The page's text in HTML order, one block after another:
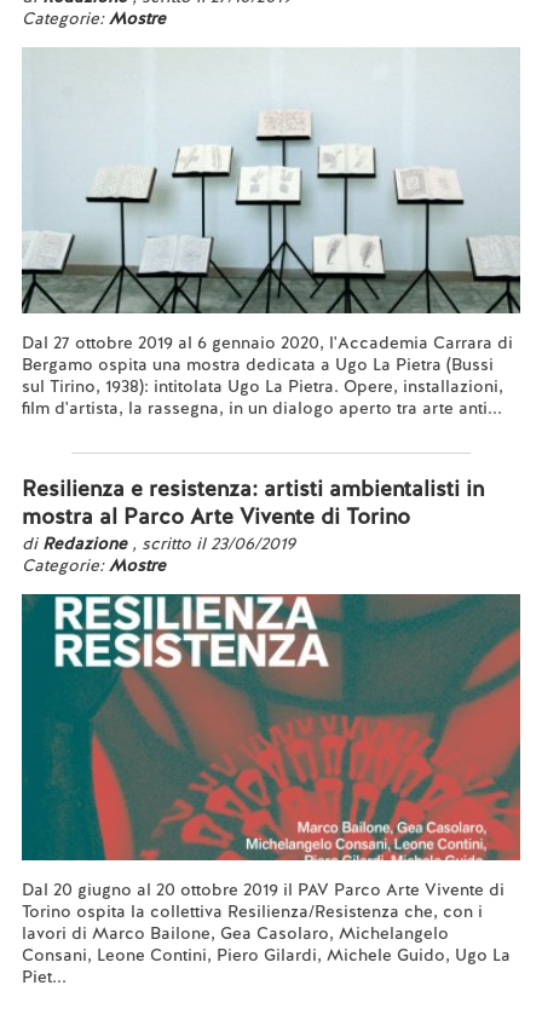
Categorie:Mostre
Dal 27 ottobre 2019 al 6 gennaio 2020, l'Accademia Carrara di
Bergamo ospita una mostra dedicata a Ugo La Pietra (Bussi
sul Tirino, 1938): intitolata Ugo La Pietra. Opere, installazioni,
film d'artista, la rassegna, in un dialogo aperto tra arte anti...
Resilienza e resistenza: artisti ambientalisti in
mostra al Parco Arte Vivente di Torino
di Redazione , scritto il 23/06/2019
Categorie:Mostre
Dal 20 giugno al 20 ottobre 2019 il PAV Parco Arte Vivente di
Torino ospita la collettiva Resilienza/Resistenza che, con i
lavori di Marco Bailone, Gea Casolaro, Michelangelo
Consani, Leone Contini, Piero Gilardi, Michele Guido, Ugo La
Piet...